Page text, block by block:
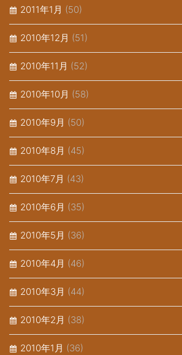
2011年1月 (50)
2010年12月 (51)
2010年11月 (52)
2010年10月 (58)
2010年9月 (50)
2010年8月 (45)
2010年7月 (43)
2010年6月 (35)
2010年5月 (36)
2010年4月 (46)
2010年3月 (44)
2010年2月 (38)
2010年1月 (36)